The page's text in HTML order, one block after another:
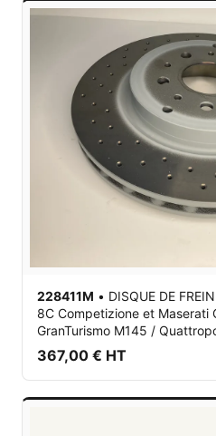
228411M • DISQUE DE
8C Competizione et Maserati GranCabrio M145 /
GranTurismo M145 /
367,00 € HT